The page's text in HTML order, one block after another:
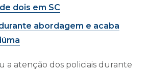
dois em SC
abordagem e acaba
a atenção dos policiais durante